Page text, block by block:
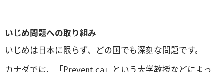
いじめ問題への取り組み
いじめは日本に限らず、どの国でも深刻な問題です。
カナダでは、「Prevent.ca」という大学教授などによっ